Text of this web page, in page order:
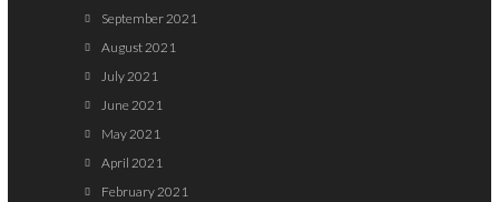
September 2021
August 2021
July 2021
June 2021
May 2021
April 2021
February 2021